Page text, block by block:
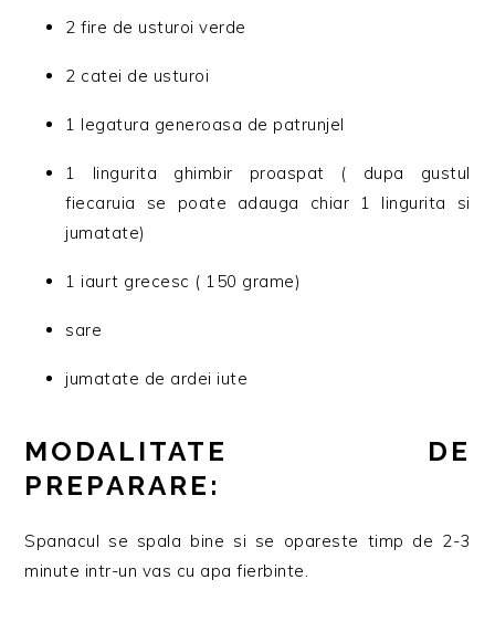
2 fire de usturoi verde
2 catei de usturoi
1 legatura generoasa de patrunjel
1 lingurita ghimbir proaspat ( dupa gustul
fiecaruia se poate adauga chiar 1 lingurita si
jumatate)
1 iaurt grecesc ( 150 grame)
sare
jumatate de ardei iute
MODALITATE DE
PREPARARE:
Spanacul se spala bine si se opareste timp de 2-3
minute intr-un vas cu apa fierbinte.